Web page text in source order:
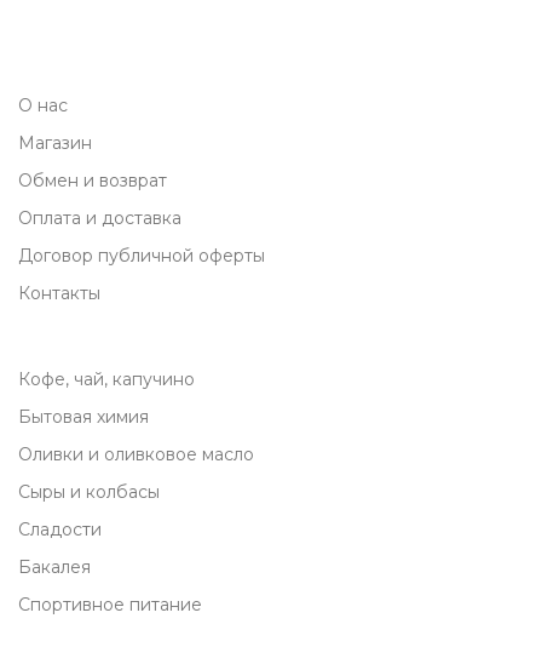
О нас
Магазин
Обмен и возврат
Оплата и доставка
Договор публичной оферты
Контакты
Кофе, чай, капучино
Бытовая химия
Оливки и оливковое масло
Сыры и колбасы
Сладости
Бакалея
Спортивное питание